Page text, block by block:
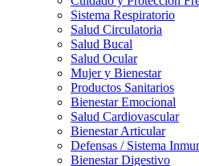
Sistema Respiratorio
Salud Circulatoria
Salud Bucal
Salud Ocular
Mujer y Bienestar
Productos Sanitarios
Bienestar Emocional
Salud Cardiovascular
Bienestar Articular
Defensas / Sistema
Bienestar Digestivo